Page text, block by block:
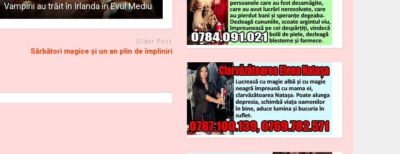
Vampirii au trăit în Irlanda în Evul Mediu
Older Post
Sărbători magice și un an plin de împliniri